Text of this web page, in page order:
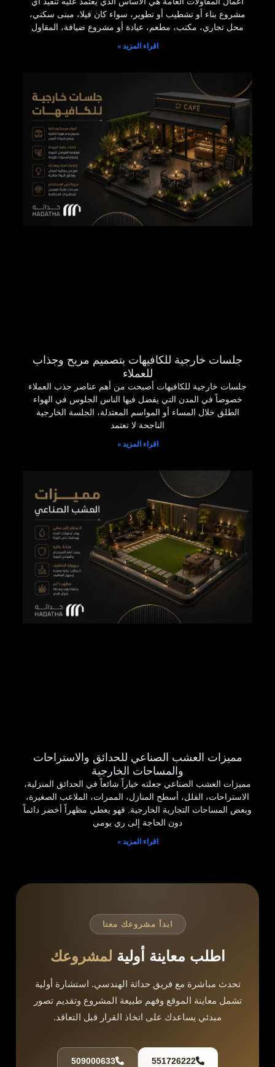
مشروع بناء أو تشطيب أو تطوير، سواء كان فيلا، مبنى سكني،
محل تجاري، مكتب، مطعم، عيادة أو مشروع ضيافة، المقاول
اقراء المزيد »
جلسات خارجية للكافيهات بتصميم مريح وجذاب
للعملاء
جلسات خارجية للكافيهات أصبحت من أهم عناصر جذب العملاء
خصوصاً في المدن التي يفضل فيها الناس الجلوس في الهواء
الطلق خلال المساء أو المواسم المعتدلة، الجلسة الخارجية
الناجحة لا تعتمد
اقراء المزيد »
مميزات العشب الصناعي للحدائق والاستراحات
والمساحات الخارجية
مميزات العشب الصناعي جعلته خياراً شائعاً في الحدائق المنزلية،
الاستراحات، الفلل، أسطح المنازل، الممرات، الملاعب الصغيرة،
وبعض المساحات التجارية الخارجية. فهو يعطي مظهراً أخضر دائماً
دون الحاجة إلى ري يومي
اقراء المزيد »
ابدأ مشروعك معنا
اطلب معاينة أولية لمشروعك
تحدث مباشرة مع فريق حداثة الهندسي. استشارة أولية
تشمل معاينة الموقع وفهم طبيعة المشروع وتقديم تصور
مبدئي يساعدك على اتخاذ القرار قبل التعاقد.
551726222
509000633